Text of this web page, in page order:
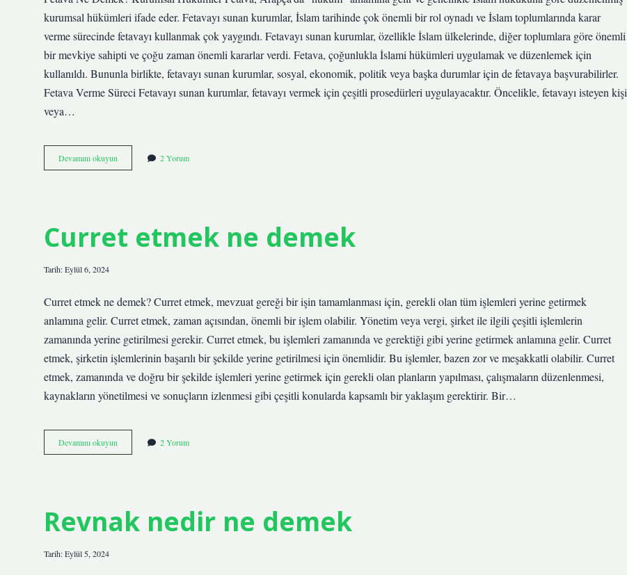
Yazılar
kurumsal hükümleri ifade eder. Fetavayı sunan kurumlar, İslam tarihinde çok önemli bir rol oynadı ve İslam toplumlarında karar
verme sürecinde fetavayı kullanmak çok yaygındı. Fetavayı sunan kurumlar, özellikle İslam ülkelerinde, diğer toplumlara göre önemli
bir mevkiye sahipti ve çoğu zaman önemli kararlar verdi. Fetava, çoğunlukla İslami hükümleri uygulamak ve düzenlemek için
kullanıldı. Bununla birlikte, fetavayı sunan kurumlar, sosyal, ekonomik, politik veya başka durumlar için de fetavaya başvurabilirler.
Fetava Verme Süreci Fetavayı sunan kurumlar, fetavayı vermek için çeşitli prosedürleri uygulayacaktır. Öncelikle, fetavayı isteyen kişi
veya…
Devamını okuyun
ne
2 Yorum
Curret etmek ne demek
Tarih: Eylül 6, 2024
Curret etmek ne demek? Curret etmek, mevzuat gereği bir işin tamamlanması için, gerekli olan tüm işlemleri yerine getirmek
anlamına gelir. Curret etmek, zaman açısından, önemli bir işlem olabilir. Yönetim veya vergi, şirket ile ilgili çeşitli işlemlerin
zamanında yerine getirilmesi gerekir. Curret etmek, bu işlemleri zamanında ve gerektiği gibi yerine getirmek anlamına gelir. Curret
etmek, şirketin işlemlerinin başarılı bir şekilde yerine getirilmesi için önemlidir. Bu işlemler, bazen zor ve meşakkatli olabilir. Curret
etmek, zamanında ve doğru bir şekilde işlemleri yerine getirmek için gerekli olan planların yapılması, çalışmaların düzenlenmesi,
kaynakların yönetilmesi ve sonuçların izlenmesi gibi çeşitli konularda kapsamlı bir yaklaşım gerektirir. Bir…
Devamını okuyun
etmek
2 Yorum
Revnak nedir ne demek
Tarih: Eylül 5, 2024